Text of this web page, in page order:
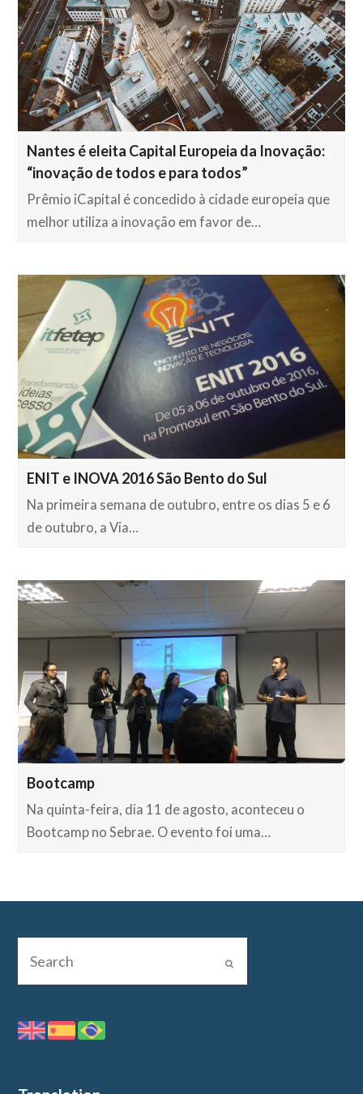
Nantes é eleita Capital Europeia da Inovação:
“inovação de todos e para todos”
Prêmio iCapital é concedido à cidade europeia que
melhor utiliza a inovação em favor de…
ENIT e INOVA 2016 São Bento do Sul
Na primeira semana de outubro, entre os dias 5 e 6
de outubro, a Via…
Bootcamp
Na quinta-feira, dia 11 de agosto, aconteceu o
Bootcamp no Sebrae. O evento foi uma…